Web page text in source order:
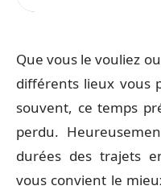
Que vous le vouliez
différents lieux vous
souvent, ce temps
perdu.
durées des trajets
vous convient le